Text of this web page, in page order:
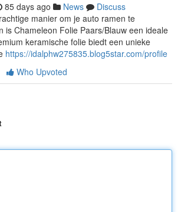
85 days ago News
Discuss
manier om je auto ramen te
is Chameleon Folie Paars/Blauw een ideale
keramische folie biedt een unieke
https://idalphw275835.blog5star.com/profile
Who Upvoted